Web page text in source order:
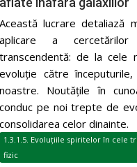
Această lucrare detaliază
aplicare a
transcendentă: de la cele
evoluție către
noastre. Noutățile în
conduc pe noi trepte de
consolidarea celor dinainte.
1.3.1.5. Evoluțiile spiritelor în cele
fizic